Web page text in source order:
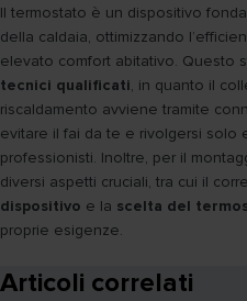
Il termostato è un dispositivo
della caldaia, ottimizzando
elevato comfort abitativo. Questo
tecnici qualificati, in quanto il
riscaldamento avviene tramite
evitare il fai da te e rivolgersi solo
professionisti. Inoltre, per il
diversi aspetti cruciali, tra cui il
dispositivo e la scelta del
proprie esigenze.
Articoli correlati